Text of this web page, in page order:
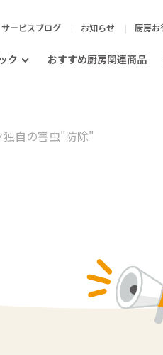
サービスブログ お知らせ 厨房お
ク おすすめ厨房関連商品
独自の害虫"防除"